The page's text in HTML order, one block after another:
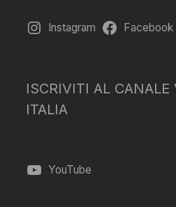
Instagram Facebook
ISCRIVITI AL CANALE
ITALIA
YouTube